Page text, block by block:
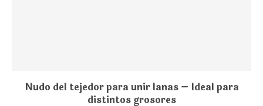
Nudo del tejedor para unir lanas – Ideal para
distintos grosores